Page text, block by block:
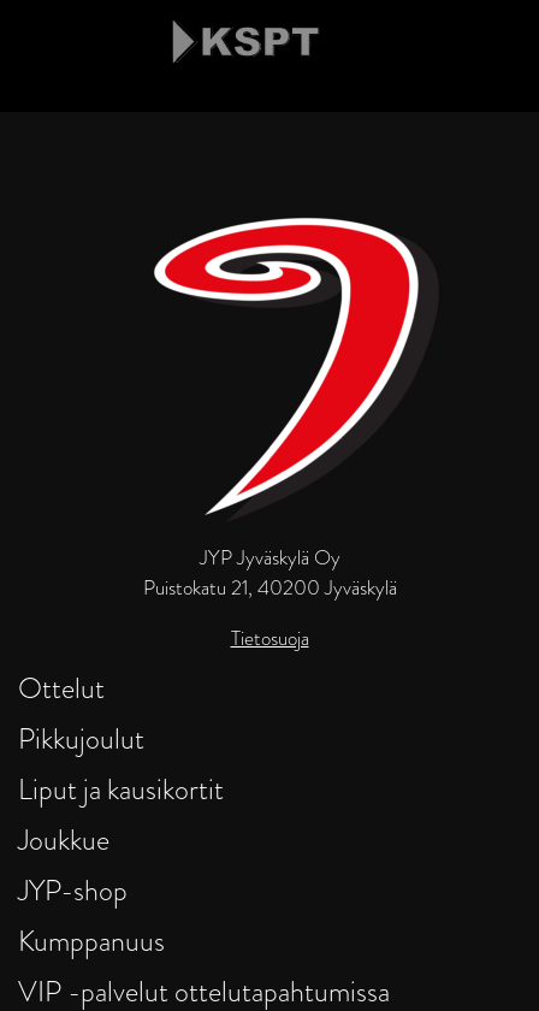
JYP Jyväskylä Oy
Puistokatu 21, 40200 Jyväskylä
Tietosuoja
Ottelut
Pikkujoulut
Liput ja kausikortit
Joukkue
JYP-shop
Kumppanuus
VIP -palvelut ottelutapahtumissa